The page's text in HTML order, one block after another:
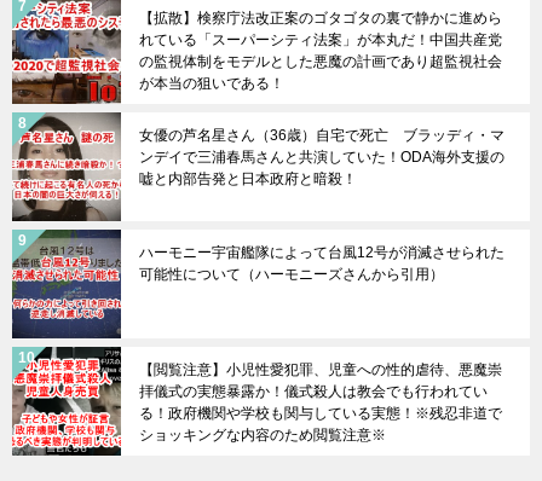
【拡散】検察庁法改正案のゴタゴタの裏で静かに進めら
れている「スーパーシティ法案」が本丸だ！中国共産党
の監視体制をモデルとした悪魔の計画であり超監視社会
が本当の狙いである！
女優の芦名星さん（36歳）自宅で死亡 ブラッディ・マ
ンデイで三浦春馬さんと共演していた！ODA海外支援の
嘘と内部告発と日本政府と暗殺！
ハーモニー宇宙艦隊によって台風12号が消滅させられた
可能性について（ハーモニーズさんから引用）
【閲覧注意】小児性愛犯罪、児童への性的虐待、悪魔崇
拝儀式の実態暴露か！儀式殺人は教会でも行われてい
る！政府機関や学校も関与している実態！※残忍非道で
ショッキングな内容のため閲覧注意※